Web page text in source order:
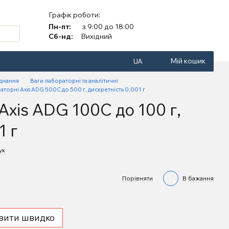
Графік роботи:
Пн-пт:
з 9:00 до 18:00
Сб-нд:
Вихідний
UA Мій кошик
Ваги лабораторні та аналітичні
Axis ADG 500C до 500 г, дискретність 0,001 г
ADG 100C до 100 г,
г
Порівняти В бажання
швидко